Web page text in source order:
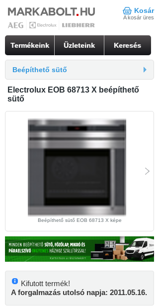
Kosár
A kosár üres
Termékeink Üzleteink Keresés
Beépíthető sütő
Electrolux EOB 68713 X beépíthető
sütő
Beépíthető sütő EOB 68713 X képe
Kifutott termék!
A forgalmazás utolsó napja: 2011.05.16.